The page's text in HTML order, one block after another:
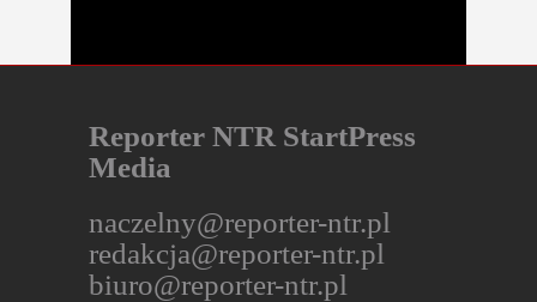
Reporter NTR StartPress
Media
naczelny@reporter-ntr.pl
redakcja@reporter-ntr.pl
biuro@reporter-ntr.pl